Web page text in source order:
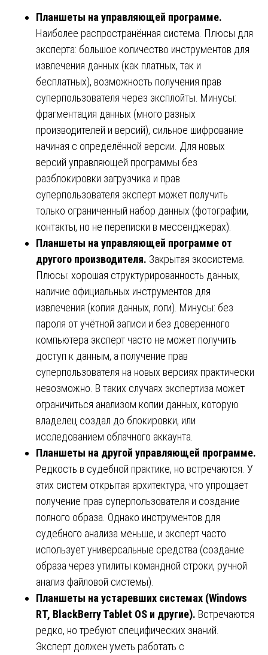
Планшеты на управляющей программе.
Наиболее распространённая система. Плюсы для
эксперта: большое количество инструментов для
извлечения данных (как платных, так и
бесплатных), возможность получения прав
суперпользователя через эксплойты. Минусы:
фрагментация данных (много разных
производителей и версий), сильное шифрование
начиная с определённой версии. Для новых
версий управляющей программы без
разблокировки загрузчика и прав
суперпользователя эксперт может получить
только ограниченный набор данных (фотографии,
контакты, но не переписки в мессенджерах).
Планшеты на управляющей программе от
другого производителя. Закрытая экосистема.
Плюсы: хорошая структурированность данных,
наличие официальных инструментов для
извлечения (копия данных, логи). Минусы: без
пароля от учётной записи и без доверенного
компьютера эксперт часто не может получить
доступ к данным, а получение прав
суперпользователя на новых версиях практически
невозможно. В таких случаях экспертиза может
ограничиться анализом копии данных, которую
владелец создал до блокировки, или
исследованием облачного аккаунта.
Планшеты на другой управляющей программе.
Редкость в судебной практике, но встречаются. У
этих систем открытая архитектура, что упрощает
получение прав суперпользователя и создание
полного образа. Однако инструментов для
судебного анализа меньше, и эксперт часто
использует универсальные средства (создание
образа через утилиты командной строки, ручной
анализ файловой системы).
Планшеты на устаревших системах (Windows
RT, BlackBerry Tablet OS и другие). Встречаются
редко, но требуют специфических знаний.
Эксперт должен уметь работать с